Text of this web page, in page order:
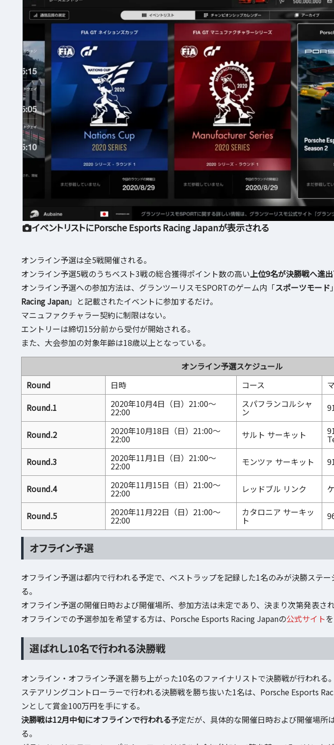
イベントリストにPorsche Esports Racing Japanが表示される
オンライン予選は全5戦開催される。
オンライン予選5戦のうちベスト3戦の総合獲得ポイント数の高い上位9名が決勝戦へ進
オンライン予選への参加方法は、グランツーリスモSPORTのゲーム内「スポーツモード
Racing Japan」と記載されたイベントに参加するだけ。
マニュファクチャラー契約に制限はない。
エントリーは締切15分前から受付が開始される。
また、大会参加の対象年齢は18歳以上となっている。
オンライン予選スケジュール
Round
日時 コース
Round.1
2020年10月4日（日）21:00～
22:00
スパフランコルシャ
ン
Round.2 2020年10月18日（日）21:00～
22:00 サルト サーキット
Round.3
2020年11月1日（日）21:00～
22:00 モンツァ サーキット
Round.4 2020年11月15日（日）21:00～
22:00 レッドブル リンク
Round.5 2020年11月22日（日）21:00～
22:00
カタロニア サーキッ
ト
オフライン予選
オフライン予選は都内で行われる予定で、ベストラップを記録した1名のみが決勝ステ
る。
オフライン予選の開催日時および開催場所、参加方法は未定であり、決まり次第発表され
オフラインでの予選参加を希望する方は、Porsche Esports Racing Japanの公式サイト
選ばれし10名で行われる決勝戦
オンライン・オフライン予選を勝ち上がった10名のファイナリストで決勝戦が行われる。
ステアリングコントローラーで行われる決勝戦を勝ち抜いた1名は、Porsche Esports
ンとして賞金100万円を手にする。
決勝戦は12月中旬にオフラインで行われる予定だが、具体的な開催日時および開催場所
る。